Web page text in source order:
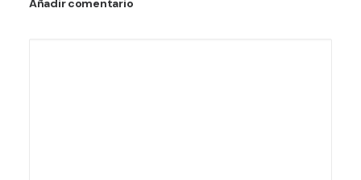
Añadir comentario